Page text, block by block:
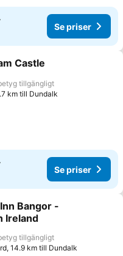
Se priser
till i Mina Favoriter
Castle
tillgängligt
km till Dundalk
Se priser
till i Mina Favoriter
Bangor -
Ireland
tillgängligt
14.9 km till Dundalk